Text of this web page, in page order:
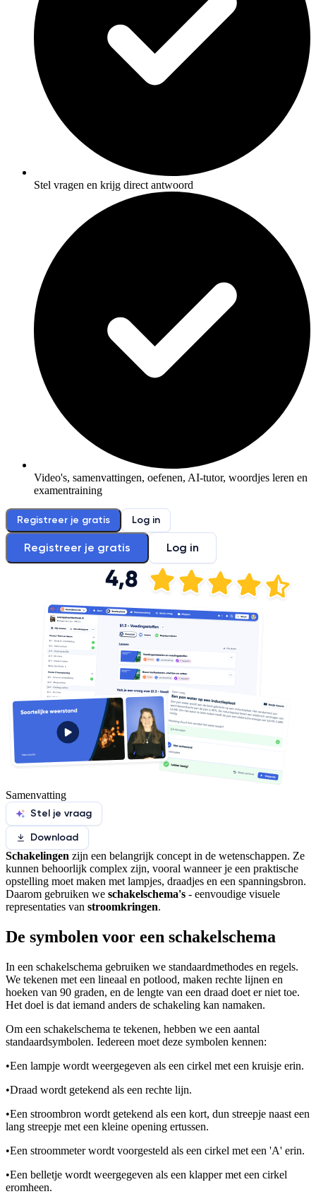
Stel vragen en krijg direct antwoord
Video's, samenvattingen, oefenen, AI-tutor, woordjes leren en
examentraining
Registreer je gratis Log in
Registreer je gratis Log in
Samenvatting
Stel je vraag
Download
Schakelingen zijn een belangrijk concept in de wetenschappen. Ze
kunnen behoorlijk complex zijn, vooral wanneer je een praktische
opstelling moet maken met lampjes, draadjes en een spanningsbron.
Daarom gebruiken we schakelschema's - eenvoudige visuele
representaties van stroomkringen.
De symbolen voor een schakelschema
In een schakelschema gebruiken we standaardmethodes en regels.
We tekenen met een lineaal en potlood, maken rechte lijnen en
hoeken van 90 graden, en de lengte van een draad doet er niet toe.
Het doel is dat iemand anders de schakeling kan namaken.
Om een schakelschema te tekenen, hebben we een aantal
standaardsymbolen. Iedereen moet deze symbolen kennen:
•Een lampje wordt weergegeven als een cirkel met een kruisje erin.
•Draad wordt getekend als een rechte lijn.
•Een stroombron wordt getekend als een kort, dun streepje naast een
lang streepje met een kleine opening ertussen.
•Een stroommeter wordt voorgesteld als een cirkel met een 'A' erin.
•Een belletje wordt weergegeven als een klapper met een cirkel
eromheen.